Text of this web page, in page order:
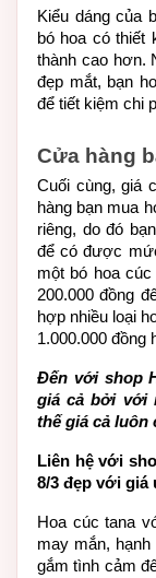
Kiểu dáng của
bó hoa có thiết
thành cao hơn.
đẹp mắt, bạn
để tiết kiệm chi
Cửa hàng
Cuối cùng, giá
hàng bạn mua
riêng, do đó
để có được
một bó hoa
200.000 đồng
hợp nhiều loại
1.000.000 đồng
Đến với shop
giá cả bởi với
thế giá cả
Liên hệ với
8/3 đẹp với giá
Hoa cúc tana
may mắn,
gắm tình cảm